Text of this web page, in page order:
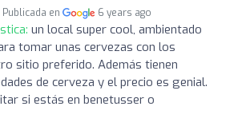
Publicada en 6 years ago
un local super cool, ambientado
tomar unas cervezas con los
sitio preferido. Además tienen
de cerveza y el precio es genial.
si estás en benetusser o